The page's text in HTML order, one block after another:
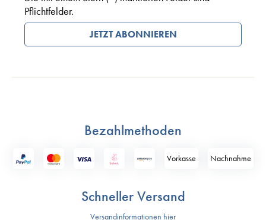
Pflichtfelder.
JETZT ABONNIEREN
Bezahlmethoden
Vorkasse Nach­nahme
Schneller Versand
Versandinformationen hier